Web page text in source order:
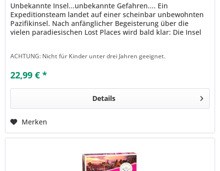
Unbekannte Insel...unbekannte Gefahren.... Ein
Expeditionsteam landet auf einer scheinbar unbewohnten
Pazifikinsel. Nach anfänglicher Begeisterung über die
vielen paradiesischen Lost Places wird bald klar: Die Insel
ACHTUNG: Nicht für Kinder unter drei Jahren geeignet.
22,99 € *
Details
Merken